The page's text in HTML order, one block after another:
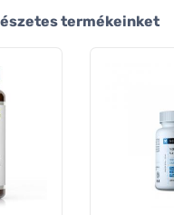
termékeinket